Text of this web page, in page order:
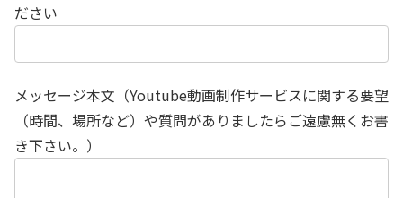
ださい
メッセージ本文（Youtube動画制作サービスに関する要望
（時間、場所など）や質問がありましたらご遠慮無くお書
き下さい。）